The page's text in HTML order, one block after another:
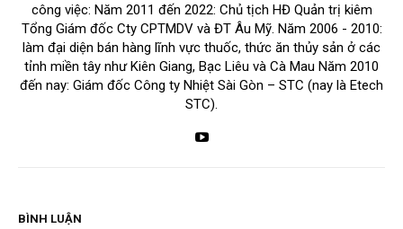
công việc: Năm 2011 đến 2022: Chủ tịch HĐ Quản trị kiêm
Tổng Giám đốc Cty CPTMDV và ĐT Âu Mỹ. Năm 2006 - 2010:
làm đại diện bán hàng lĩnh vực thuốc, thức ăn thủy sản ở các
tỉnh miền tây như Kiên Giang, Bạc Liêu và Cà Mau Năm 2010
đến nay: Giám đốc Công ty Nhiệt Sài Gòn – STC (nay là Etech
STC).
BÌNH LUẬN